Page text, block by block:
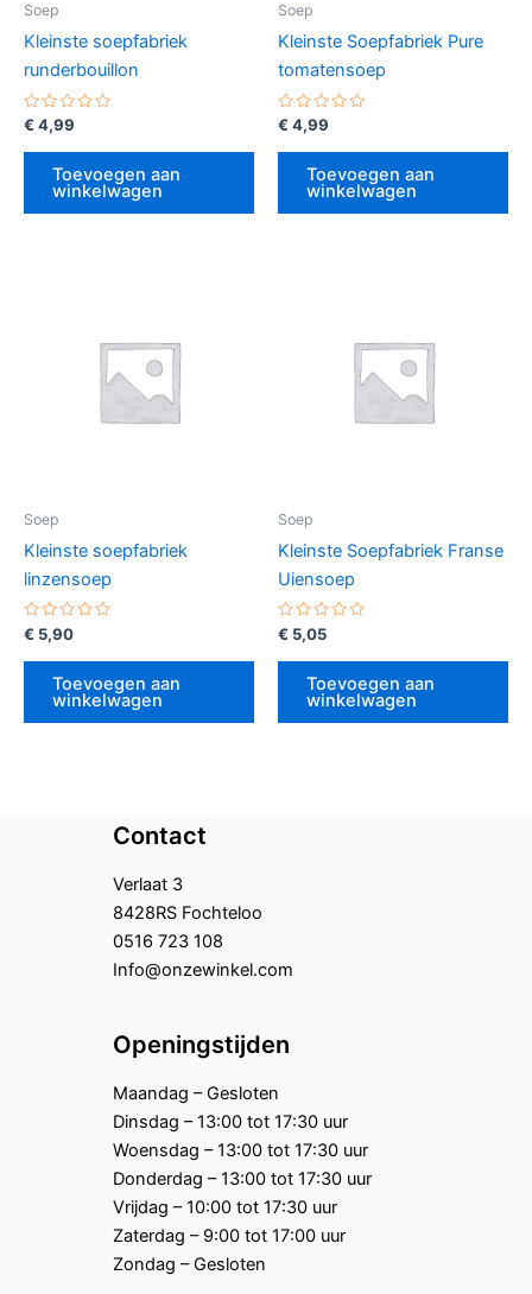
Soep
Kleinste soepfabriek
runderbouillon
Gewaardeerd
uit
€ 4,99
Toevoegen aan
winkelwagen
Soep
Kleinste Soepfabriek Pure
tomatensoep
Gewaardeerd
uit
€ 4,99
Toevoegen aan
winkelwagen
Soep
Kleinste soepfabriek
linzensoep
Gewaardeerd
0
uit
€ 5,90
Toevoegen aan
winkelwagen
Soep
Kleinste Soepfabriek Franse
Uiensoep
Gewaardeerd
0
uit
€ 5,05
Toevoegen aan
winkelwagen
Contact
Verlaat 3
8428RS Fochteloo
0516 723 108
Info@onzewinkel.com
Openingstijden
Maandag – Gesloten
Dinsdag – 13:00 tot 17:30 uur
Woensdag – 13:00 tot 17:30 uur
Donderdag – 13:00 tot 17:30 uur
Vrijdag – 10:00 tot 17:30 uur
Zaterdag – 9:00 tot 17:00 uur
Zondag – Gesloten